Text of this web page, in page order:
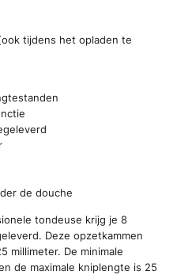
tijdens het opladen te
de douche
tondeuse krijg je 8
Deze opzetkammen
millimeter. De minimale
de maximale kniplengte is 25